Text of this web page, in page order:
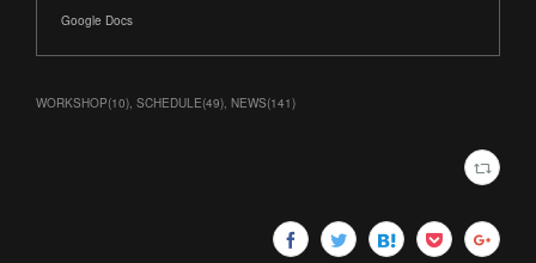
Google Docs
WORKSHOP(10) SCHEDULE(49) NEWS(141)